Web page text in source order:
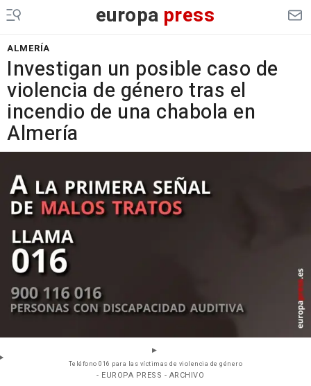
europa press
ALMERÍA
Investigan un posible caso de
violencia de género tras el
incendio de una chabola en
Almería
Teléfono 016 para las víctimas de violencia de género
- EUROPA PRESS - ARCHIVO